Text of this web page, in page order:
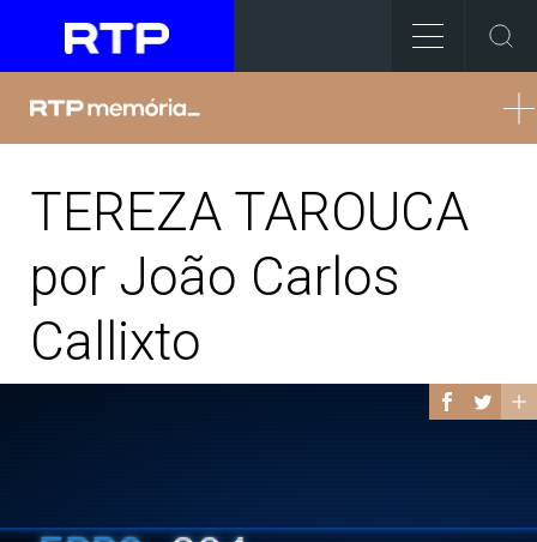
TEREZA TAROUCA
por João Carlos
Callixto